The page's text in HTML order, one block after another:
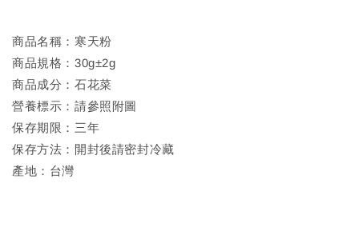
商品名稱：寒天粉
商品規格：30g±2g
商品成分：石花菜
營養標示：請參照附圖
保存期限：三年
保存方法：開封後請密封冷藏
產地：台灣